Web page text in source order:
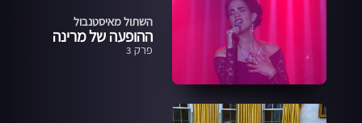
השתול מאיסטנבול
ההופעה של מרינה
פרק 3